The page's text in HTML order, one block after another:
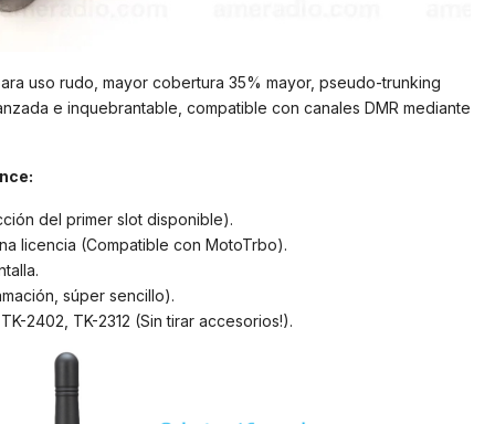
uso rudo, mayor cobertura 35% mayor, pseudo-trunking
e inquebrantable, compatible con canales DMR mediante
del primer slot disponible).
licencia (Compatible con MotoTrbo).
súper sencillo).
2402, TK-2312 (Sin tirar accesorios!).